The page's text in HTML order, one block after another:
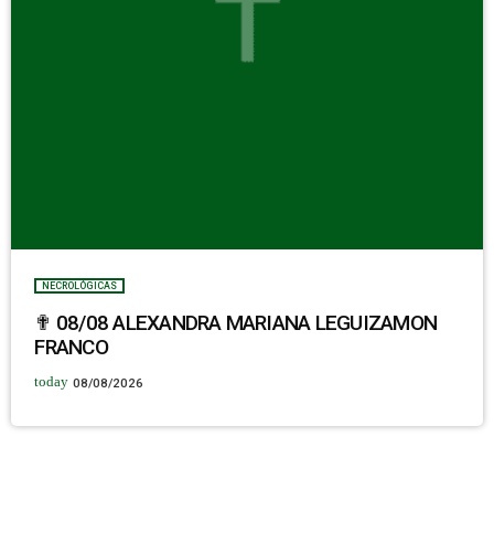
NECROLÓGICAS
✟ 08/08 ALEXANDRA MARIANA LEGUIZAMON
FRANCO
today 08/08/2026